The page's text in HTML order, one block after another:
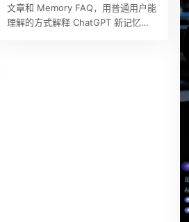
文章和 Memory FAQ，用普通用户能
理解的方式解释 ChatGPT 新记忆系